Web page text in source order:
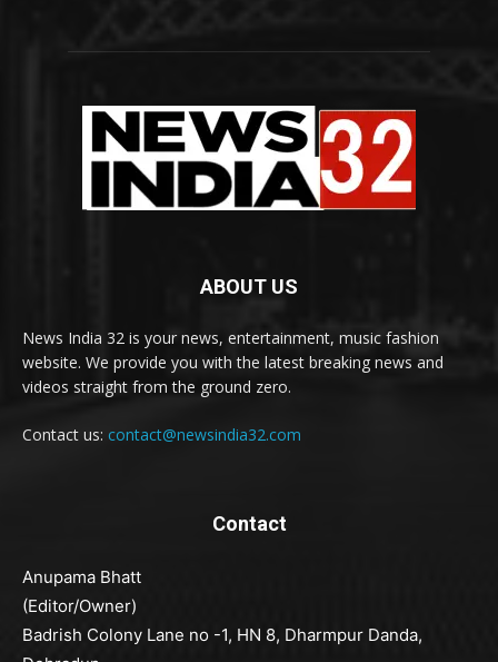
ABOUT US
News India 32 is your news, entertainment, music fashion
website. We provide you with the latest breaking news and
videos straight from the ground zero.
Contact us: contact@newsindia32.com
Contact
Anupama Bhatt
(Editor/Owner)
Badrish Colony Lane no -1, HN 8, Dharmpur Danda,